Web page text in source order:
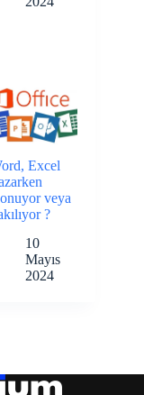
Excel
veya
?
10
Mayıs
2024